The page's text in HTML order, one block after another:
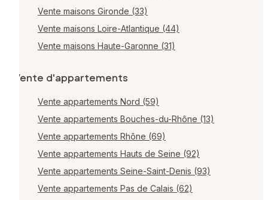
Vente maisons Gironde (33)
Vente maisons Loire-Atlantique (44)
Vente maisons Haute-Garonne (31)
Vente d'appartements
Vente appartements Nord (59)
Vente appartements Bouches-du-Rhône (13)
Vente appartements Rhône (69)
Vente appartements Hauts de Seine (92)
Vente appartements Seine-Saint-Denis (93)
Vente appartements Pas de Calais (62)